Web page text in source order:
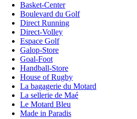
Basket-Center
Boulevard du Golf
Direct Running
Direct-Volley
Espace Golf
Galop-Store
Goal-Foot
Handball-Store
House of Rugby
La bagagerie du Motard
La sellerie de Maé
Le Motard Bleu
Made in Paradis